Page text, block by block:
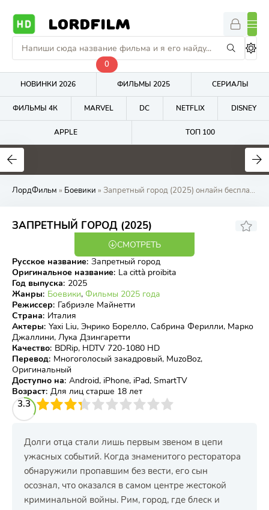
LORDFILM
НОВИНКИ 2026
0
ФИЛЬМЫ 2025 СЕРИАЛЫ
ФИЛЬМЫ 4К MARVEL DC NETFLIX DISNEY
APPLE ТОП 100
6.9
ЛордФильм » Боевики » Запретный город (2025) онлайн бесплатно на LordFilm
ЗАПРЕТНЫЙ ГОРОД (2025)
BDRip, HDTV
5.87 6.9
СМОТРЕТЬ
Русское название: Запретный город
Оригинальное название: La città proibita
Год выпуска: 2025
Жанры: Боевики, Фильмы 2025 года
Режиссер: Габриэле Майнетти
Страна: Италия
Актеры: Yaxi Liu, Энрико Борелло, Сабрина Ферилли, Марко
Джаллини, Лука Дзингаретти
Качество: BDRip, HDTV 720-1080 HD
Перевод: Многоголосый закадровый, MuzoBoz,
Оригинальный
Доступно на: Android, iPhone, iPad, SmartTV
Возраст: Для лиц старше 18 лет
3.3
4 5 6 7 8 9 10
Долги отца стали лишь первым звеном в цепи
ужасных событий. Когда знаменитого ресторатора
обнаружили пропавшим без вести, его сын
осознал, что оказался в самом центре жестокой
криминальной войны. Рим, город, где блеск и